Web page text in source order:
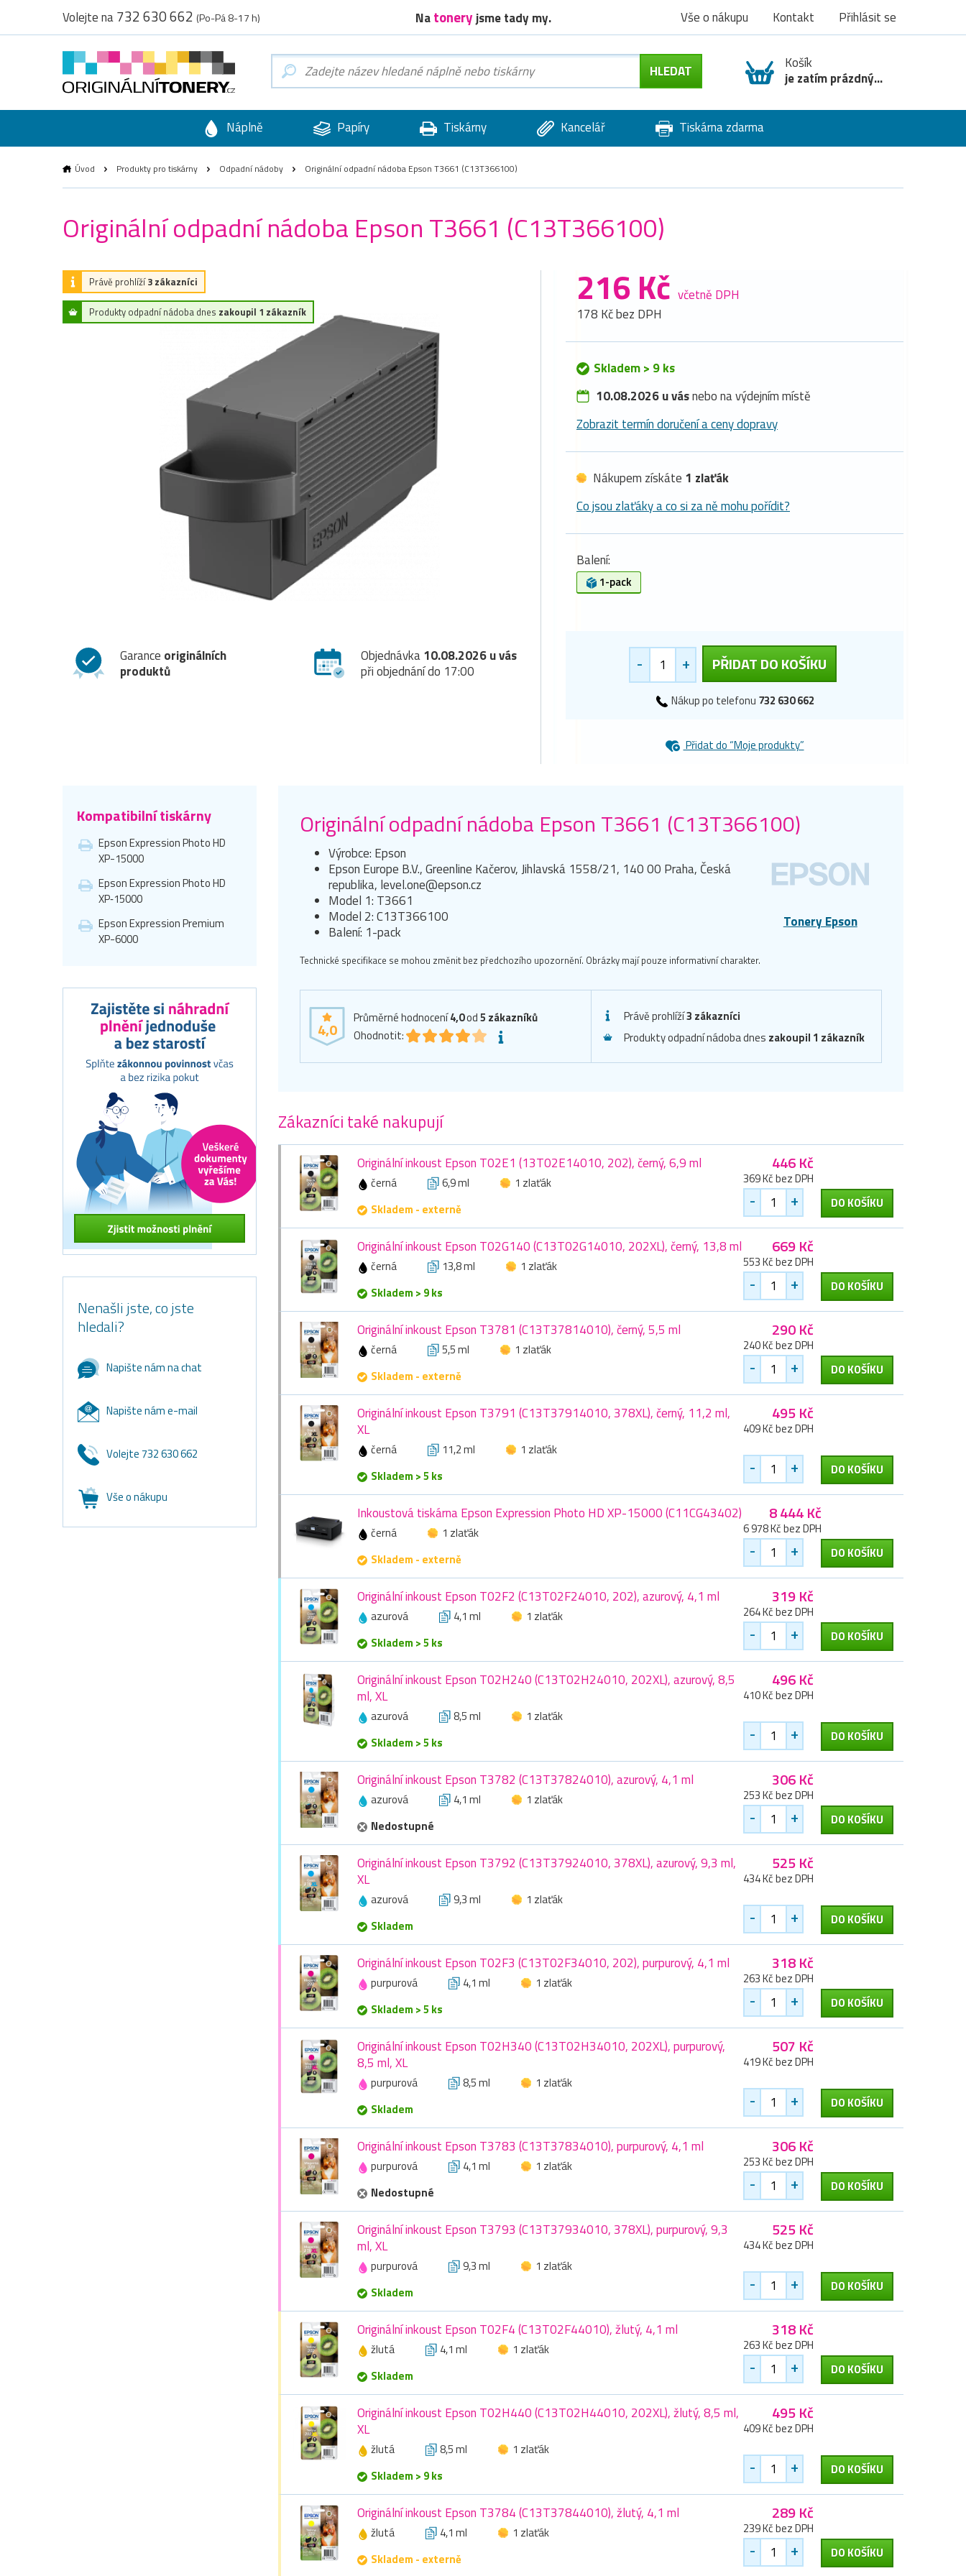
Volejte na732 630 662 (Po-Pá 8-17 h) Natoneryjsme tady my. Vše o nákupu Kontakt Přihlásit se
Košík
je zatím prázdný...
Náplně Papíry Tiskárny Kancelář Tiskárna zdarma
Úvod Produkty pro tiskárny Odpadní nádoby Originální odpadní nádoba Epson T3661 (C13T366100)
Originální odpadní nádoba Epson T3661 (C13T366100)
Právě prohlíží3 zákazníci
Produkty odpadní nádoba dnes zakoupil 1 zákazník
Garance originálních
produktů
Objednávka10.08.2026 u vás
při objednání do 17:00
216 Kč včetně DPH
178 Kč bez DPH
Skladem > 9 ks
10.08.2026 u vásnebo na výdejním místě
Zobrazit termín doručení a ceny dopravy
Nákupem získáte 1 zlaťák
Co jsou zlaťáky a co si za ně mohu pořídit?
Balení:
1-pack
- + PŘIDAT DO KOŠÍKU
Nákup po telefonu 732 630 662
Přidat do “Moje produkty”
Kompatibilní tiskárny
Epson Expression Photo HD
XP-15000
Epson Expression Photo HD
XP‑15000
Epson Expression Premium
XP-6000
Nenašli jste, co jste
hledali?
Napište nám na chat
Napište nám e-mail
Volejte 732 630 662
Vše o nákupu
Originální odpadní nádoba Epson T3661 (C13T366100)
Tonery Epson
Výrobce: Epson
Epson Europe B.V., Greenline Kačerov, Jihlavská 1558/21, 140 00 Praha, Česká
republika, level.one@epson.cz
Model 1: T3661
Model 2: C13T366100
Balení: 1-pack
Technické specifikace se mohou změnit bez předchozího upozornění. Obrázky mají pouze informativní charakter.
4,0
Průměrné hodnocení4,0od5 zákazníků
Ohodnotit:
Právě prohlíží3 zákazníci
Produkty odpadní nádoba dnes zakoupil 1 zákazník
Zákazníci také nakupují
Originální inkoust Epson T02E1 (13T02E14010, 202), černý, 6,9 ml
černá 6,9 ml
1 zlaťák
Skladem - externě
446 Kč
369 Kč bez DPH
- + DO KOŠÍKU
Originální inkoust Epson T02G140 (C13T02G14010, 202XL), černý, 13,8 ml
černá 13,8 ml
1 zlaťák
Skladem > 9 ks
669 Kč
553 Kč bez DPH
- + DO KOŠÍKU
Originální inkoust Epson T3781 (C13T37814010), černý, 5,5 ml
černá 5,5 ml
1 zlaťák
Skladem - externě
290 Kč
240 Kč bez DPH
- + DO KOŠÍKU
Originální inkoust Epson T3791 (C13T37914010, 378XL), černý, 11,2 ml,
XL
černá 11,2 ml
1 zlaťák
Skladem > 5 ks
495 Kč
409 Kč bez DPH
- + DO KOŠÍKU
Inkoustová tiskárna Epson Expression Photo HD XP-15000 (C11CG43402)
černá
1 zlaťák
Skladem - externě
8 444 Kč
6 978 Kč bez DPH
- + DO KOŠÍKU
Originální inkoust Epson T02F2 (C13T02F24010, 202), azurový, 4,1 ml
azurová 4,1 ml
1 zlaťák
Skladem > 5 ks
319 Kč
264 Kč bez DPH
- + DO KOŠÍKU
Originální inkoust Epson T02H240 (C13T02H24010, 202XL), azurový, 8,5
ml, XL
azurová 8,5 ml
1 zlaťák
Skladem > 5 ks
496 Kč
410 Kč bez DPH
- + DO KOŠÍKU
Originální inkoust Epson T3782 (C13T37824010), azurový, 4,1 ml
azurová 4,1 ml
1 zlaťák
Nedostupné
306 Kč
253 Kč bez DPH
- + DO KOŠÍKU
Originální inkoust Epson T3792 (C13T37924010, 378XL), azurový, 9,3 ml,
XL
azurová 9,3 ml
1 zlaťák
Skladem
525 Kč
434 Kč bez DPH
- + DO KOŠÍKU
Originální inkoust Epson T02F3 (C13T02F34010, 202), purpurový, 4,1 ml
purpurová 4,1 ml
1 zlaťák
Skladem > 5 ks
318 Kč
263 Kč bez DPH
- + DO KOŠÍKU
Originální inkoust Epson T02H340 (C13T02H34010, 202XL), purpurový,
8,5 ml, XL
purpurová 8,5 ml
1 zlaťák
Skladem
507 Kč
419 Kč bez DPH
- + DO KOŠÍKU
Originální inkoust Epson T3783 (C13T37834010), purpurový, 4,1 ml
purpurová 4,1 ml
1 zlaťák
Nedostupné
306 Kč
253 Kč bez DPH
- + DO KOŠÍKU
Originální inkoust Epson T3793 (C13T37934010, 378XL), purpurový, 9,3
ml, XL
purpurová 9,3 ml
1 zlaťák
Skladem
525 Kč
434 Kč bez DPH
- + DO KOŠÍKU
Originální inkoust Epson T02F4 (C13T02F44010), žlutý, 4,1 ml
žlutá 4,1 ml
1 zlaťák
Skladem
318 Kč
263 Kč bez DPH
- + DO KOŠÍKU
Originální inkoust Epson T02H440 (C13T02H44010, 202XL), žlutý, 8,5 ml,
XL
žlutá 8,5 ml
1 zlaťák
Skladem > 9 ks
495 Kč
409 Kč bez DPH
- + DO KOŠÍKU
Originální inkoust Epson T3784 (C13T37844010), žlutý, 4,1 ml
žlutá 4,1 ml
1 zlaťák
Skladem - externě
289 Kč
239 Kč bez DPH
- + DO KOŠÍKU